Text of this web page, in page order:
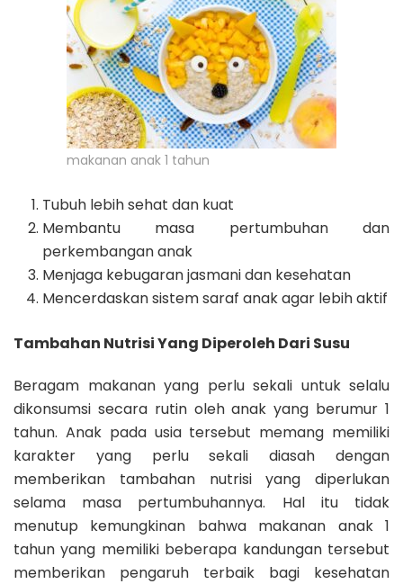
makanan anak 1 tahun
Tubuh lebih sehat dan kuat
Membantu masa pertumbuhan dan
perkembangan anak
Menjaga kebugaran jasmani dan kesehatan
Mencerdaskan sistem saraf anak agar lebih aktif
Tambahan Nutrisi Yang Diperoleh Dari Susu
Beragam makanan yang perlu sekali untuk selalu
dikonsumsi secara rutin oleh anak yang berumur 1
tahun. Anak pada usia tersebut memang memiliki
karakter yang perlu sekali diasah dengan
memberikan tambahan nutrisi yang diperlukan
selama masa pertumbuhannya. Hal itu tidak
menutup kemungkinan bahwa makanan anak 1
tahun yang memiliki beberapa kandungan tersebut
memberikan pengaruh terbaik bagi kesehatan